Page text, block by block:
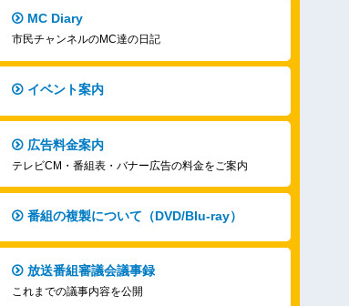
MC Diary
市民チャンネルのMC達の日記
イベント案内
広告料金案内
テレビCM・番組表・バナー広告の料金をご案内
番組の複製について（DVD/Blu-ray）
放送番組審議会議事録
これまでの議事内容を公開